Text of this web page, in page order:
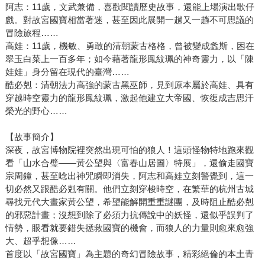
阿志：11歲，文武兼備，喜歡閱讀歷史故事，還能上場演出歌仔
戲。對故宮國寶相當著迷，甚至因此展開一趟又一趟不可思議的
冒險旅程……
高娃：11歲，機敏、勇敢的清朝蒙古格格，曾被變成螽斯，困在
翠玉白菜上一百多年；如今藉著龍形鳳紋珮的神奇靈力，以「陳
娃娃」身分留在現代的臺灣……
酷必剋：清朝法力高強的蒙古黑巫師，見到原本屬於高娃、具有
穿越時空靈力的龍形鳳紋珮，激起他建立大帝國、恢復成吉思汗
榮光的野心……
【故事簡介】
深夜，故宮博物院裡突然出現可怕的狼人！這頭怪物特地跑來觀
看「山水合璧——黃公望與〈富春山居圖〉特展」，還偷走國寶
宗周鐘，甚至唸出神咒瞬即消失，阿志和高娃立刻警覺到，這一
切必然又跟酷必剋有關。他們立刻穿梭時空，在繁華的杭州古城
尋找元代大畫家黃公望，希望能解開重重謎團，及時阻止酷必剋
的邪惡計畫；沒想到除了必須力抗傳說中的妖怪，還似乎誤判了
情勢，眼看就要錯失拯救國寶的機會，而狼人的力量則愈來愈強
大、超乎想像……
首度以「故宮國寶」為主題的奇幻冒險故事，精彩絕倫的本土青